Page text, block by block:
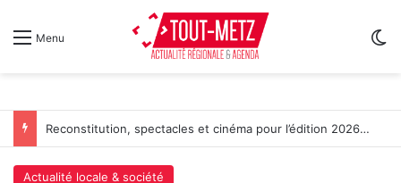
Menu
Reconstitution, spectacles et cinéma pour l’édition 2026 de « Ça tombe comme à Gravelotte »
Actualité locale & société